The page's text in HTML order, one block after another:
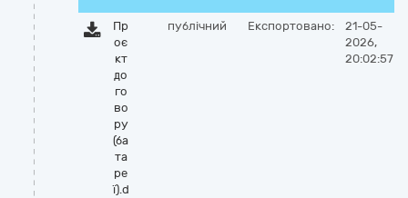
Пр
оє
кт
до
го
во
ру
(ба
та
ре
ї).d
публічний Експортовано:
21-05-
2026,
20:02:57